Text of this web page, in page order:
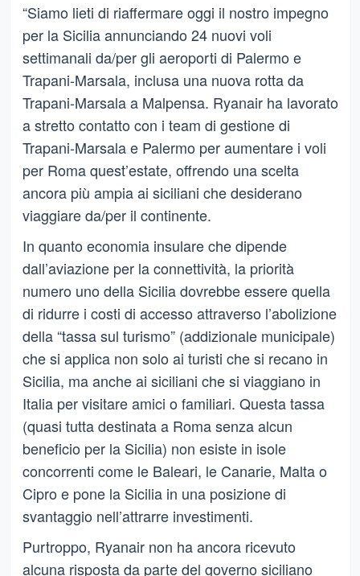
“Siamo lieti di riaffermare oggi il nostro impegno
per la Sicilia annunciando 24 nuovi voli
settimanali da/per gli aeroporti di Palermo e
Trapani-Marsala, inclusa una nuova rotta da
Trapani-Marsala a Malpensa. Ryanair ha lavorato
a stretto contatto con i team di gestione di
Trapani-Marsala e Palermo per aumentare i voli
per Roma quest’estate, offrendo una scelta
ancora più ampia ai siciliani che desiderano
viaggiare da/per il continente.
In quanto economia insulare che dipende
dall’aviazione per la connettività, la priorità
numero uno della Sicilia dovrebbe essere quella
di ridurre i costi di accesso attraverso l’abolizione
della “tassa sul turismo” (addizionale municipale)
che si applica non solo ai turisti che si recano in
Sicilia, ma anche ai siciliani che si viaggiano in
Italia per visitare amici o familiari. Questa tassa
(quasi tutta destinata a Roma senza alcun
beneficio per la Sicilia) non esiste in isole
concorrenti come le Baleari, le Canarie, Malta o
Cipro e pone la Sicilia in una posizione di
svantaggio nell’attrarre investimenti.
Purtroppo, Ryanair non ha ancora ricevuto
alcuna risposta da parte del governo siciliano